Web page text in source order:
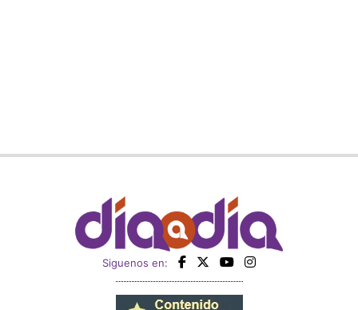
Siguenos en: